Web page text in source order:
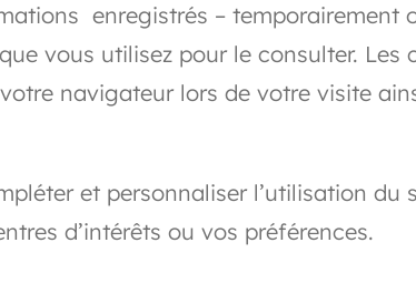
enregistrés –
vous utilisez pour le consulter.
navigateur lors de votre visite
et personnaliser l’utilisation
d’intérêts ou vos préférences.